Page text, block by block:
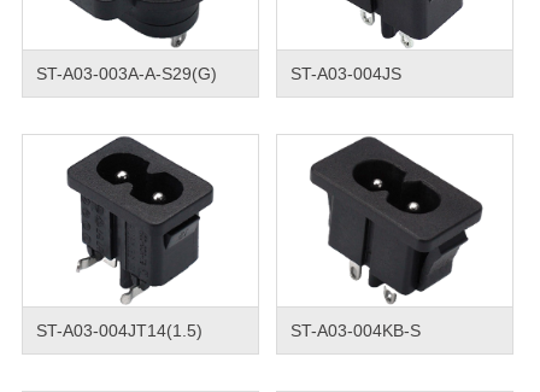
ST-A03-003A-A-S29(G) ST-A03-004JS
ST-A03-004JT14(1.5) ST-A03-004KB-S